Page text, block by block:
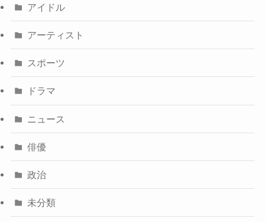
アイドル
アーティスト
スポーツ
ドラマ
ニュース
俳優
政治
未分類